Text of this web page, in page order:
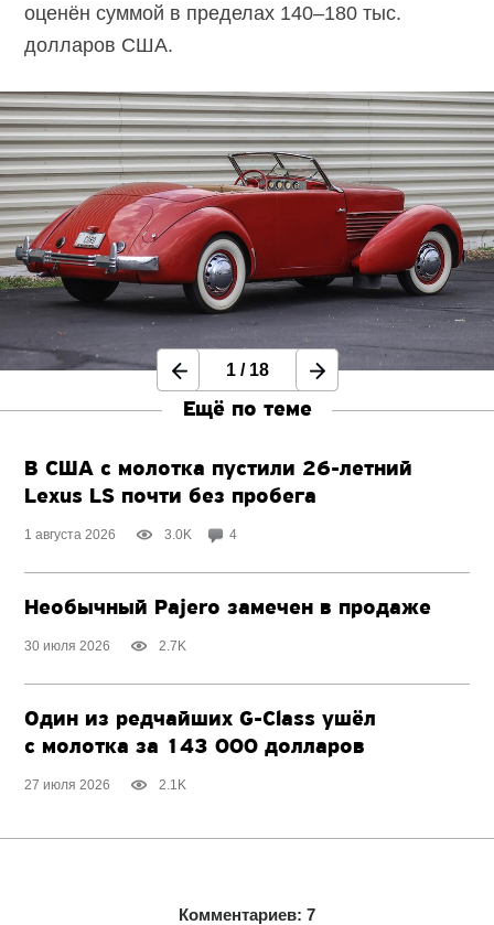
оценён суммой в пределах 140–180 тыс.
долларов США.
1/ 18
Ещё по теме
В США с молотка пустили 26-летний
Lexus LS почти без пробега
1 августа 2026 3.0K 4
Необычный Pajero замечен в продаже
30 июля 2026 2.7K
Один из редчайшихG-Class ушёл
с молотка за 143 000 долларов
27 июля 2026 2.1K
Комментариев: 7